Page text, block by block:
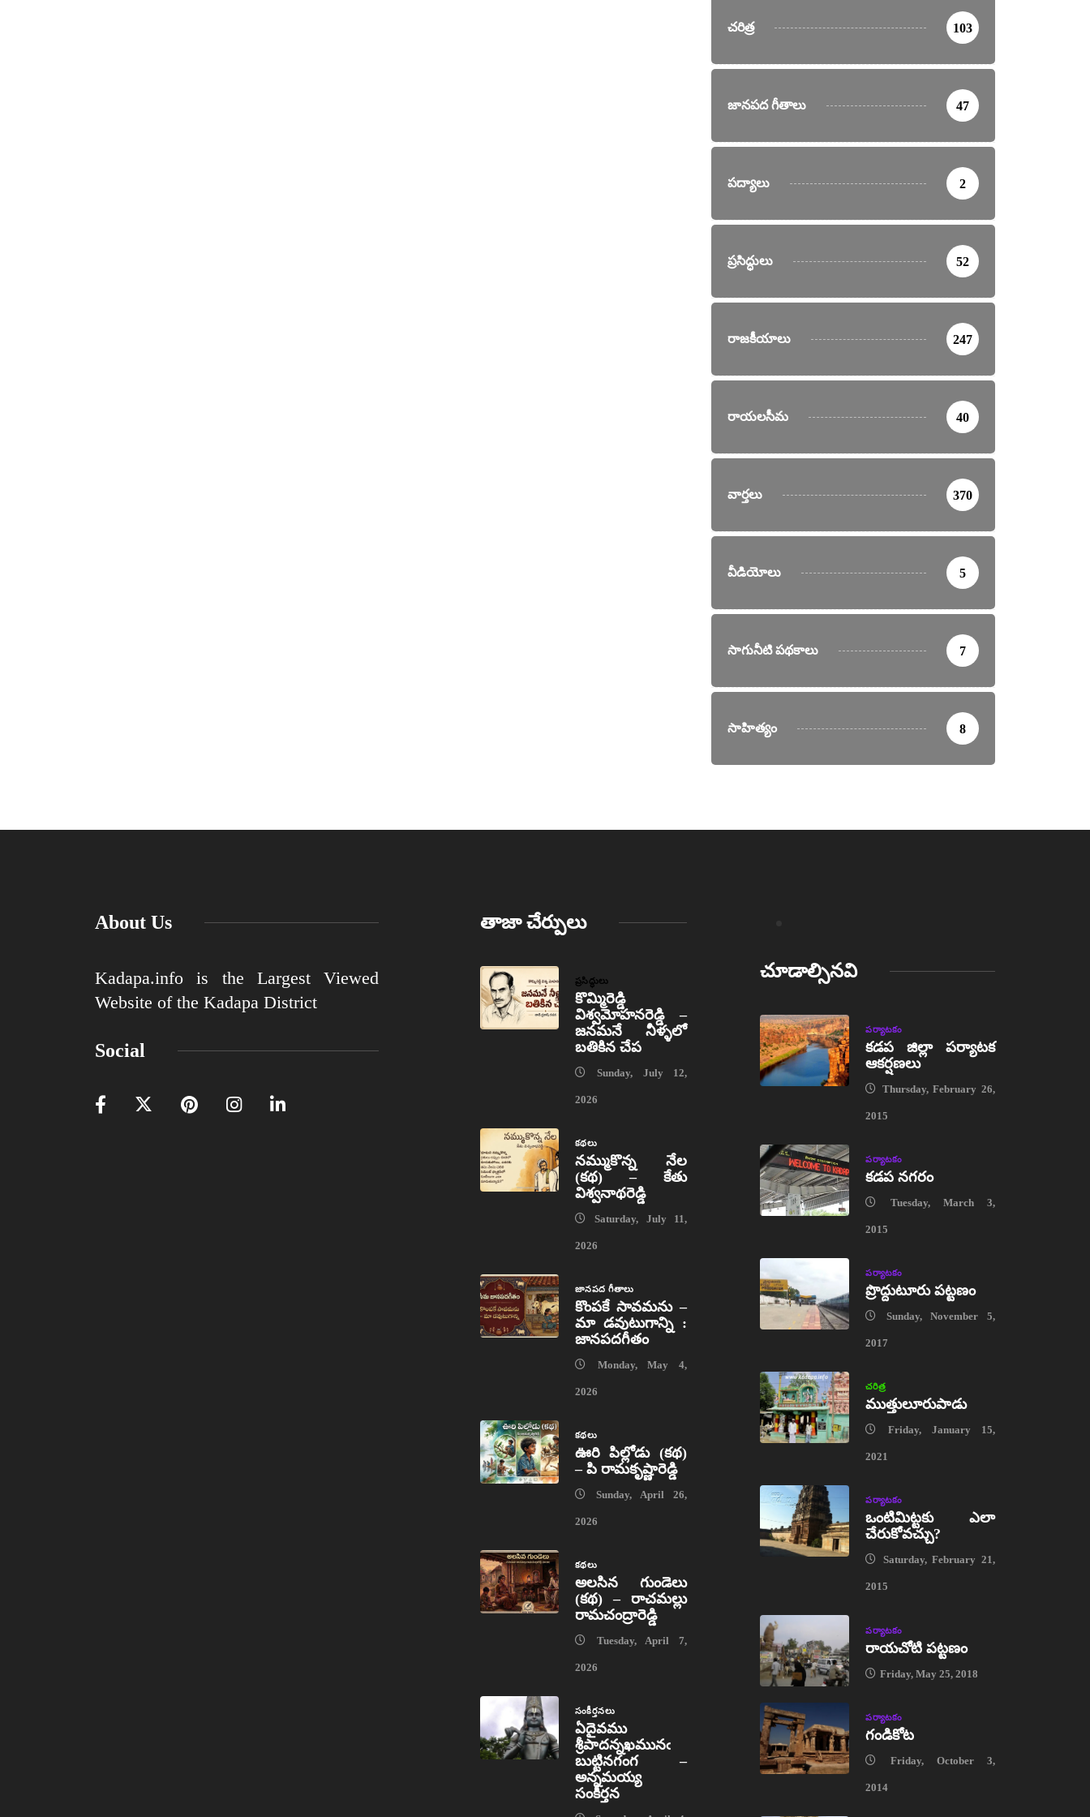
చరిత్ర 103
జానపద గీతాలు 47
పద్యాలు 2
ప్రసిద్ధులు 52
రాజకీయాలు 247
రాయలసీమ 40
వార్తలు 370
వీడియోలు 5
సాగునీటి పథకాలు 7
సాహిత్యం 8
About Us
Kadapa.info is the Largest Viewed
Website of the Kadapa District
Social
తాజా చేర్పులు
ప్రసిద్ధులు
కొమ్మిరెడ్డి
విశ్వమోహనరెడ్డి –
జనమనే నీళ్ళలో
బతికిన చేప
Sunday, July 12,
2026
కథలు
నమ్ముకొన్న నేల
(కథ) – కేతు
విశ్వనాథరెడ్డి
Saturday, July 11,
2026
జానపద గీతాలు
కొంపకే సావమను –
మా డవుటుగాన్ని :
జానపదగీతం
Monday, May 4,
2026
కథలు
ఊరి పిల్లోడు (కథ)
– పి రామకృష్ణారెడ్డి
Sunday, April 26,
2026
కథలు
అలసిన గుండెలు
(కథ) – రాచమల్లు
రామచంద్రారెడ్డి
Tuesday, April 7,
2026
సంకీర్తనలు
ఏదైవము
శ్రీపాదన్నఖమునఁ
బుట్టినగంగ –
అన్నమయ్య
సంకీర్తన
చూడాల్సినవి
పర్యాటకం
కడప జిల్లా పర్యాటక
ఆకర్షణలు
Thursday, February 26,
2015
పర్యాటకం
కడప నగరం
Tuesday, March 3,
2015
పర్యాటకం
ప్రొద్దుటూరు పట్టణం
Sunday, November 5,
2017
చరిత్ర
ముత్తులూరుపాడు
Friday, January 15,
2021
పర్యాటకం
ఒంటిమిట్టకు ఎలా
చేరుకోవచ్చు?
Saturday, February 21,
2015
పర్యాటకం
రాయచోటి పట్టణం
Friday, May 25, 2018
పర్యాటకం
గండికోట
Friday, October 3,
2014